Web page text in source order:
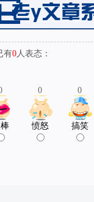
有0 人表态：
0 0
愤怒 搞笑